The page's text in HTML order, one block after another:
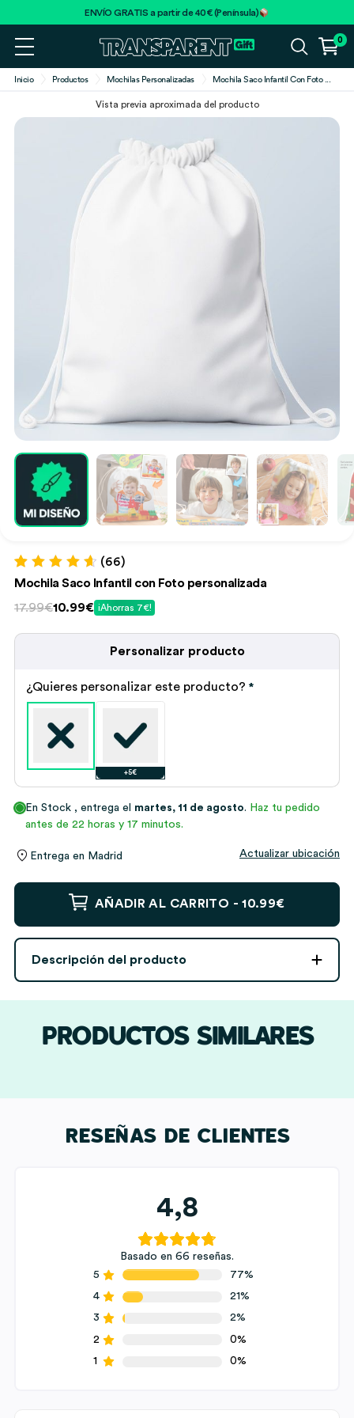
ENVÍO GRATIS a partir de 40€ (Península)
0
Inicio Productos Mochilas Personalizadas Mochila Saco Infantil Con Foto ...
Vista previa aproximada del producto
Valorado con
base a
66
de clientes
(66)
Mochila Saco Infantil con Foto personalizada
17.99€
El
17.99€.
10.99€
El
10.99€.
¡Ahorras 7€!
Personalizar producto
¿Quieres personalizar este producto? *
+5€
En Stock , entrega el martes, 11 de agosto. Haz tu pedido
antes de 22 horas y 17 minutos.
Entrega en Madrid Actualizar ubicación
Mochila
Infantil
Foto
personalizada
AÑADIR AL CARRITO - 10.99€
Descripción del producto
PRODUCTOS SIMILARES
RESEÑAS DE CLIENTES
4,8
Basado en 66 reseñas.
5
77%
4
21%
3
2%
2
0%
1
0%